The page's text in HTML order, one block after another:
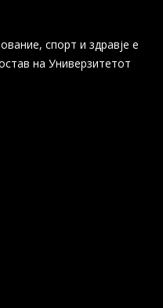
спорт и здравје е
на Универзитетот